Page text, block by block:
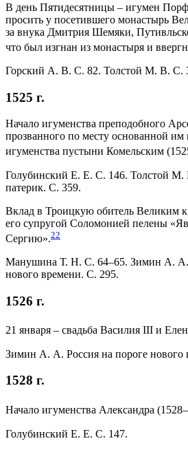
В день Пятидесятницы – игумен
просить у посетившего монастырь
за внука Дмитрия Шемяки,
что был изгнан из монастыря и
Горский А. В. С. 82. Толстой М. В. С.
1525 г.
Начало игуменства преподобного
прозванного по месту основанной им
игуменства пустыни Комельским
Голубинский Е. Е. С. 146. Толстой
патерик. С. 359.
Вклад в Троицкую обитель Великим
его супругой Соломонией пелены
Сергию».22
Манушина Т. Н. С. 64–65. Зимин А. А.
нового времени. С. 295.
1526 г.
21 января – свадьба Василия III и
Зимин А. А. Россия на пороге нового
1528 г.
Начало игуменства Александра
Голубинский Е. Е. С. 147.